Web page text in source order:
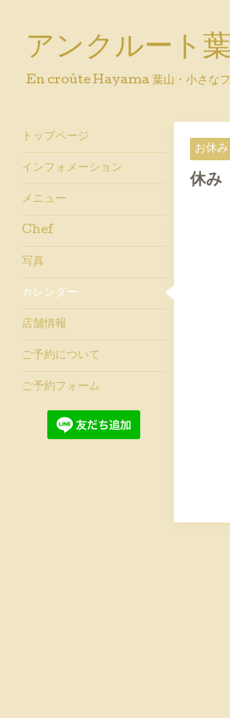
アンクルート
En croûte Hayama 葉山・小さなフ
お休み
休み
トップページ
インフォメーション
メニュー
Chef
写真
カレンダー
店舗情報
ご予約について
ご予約フォーム